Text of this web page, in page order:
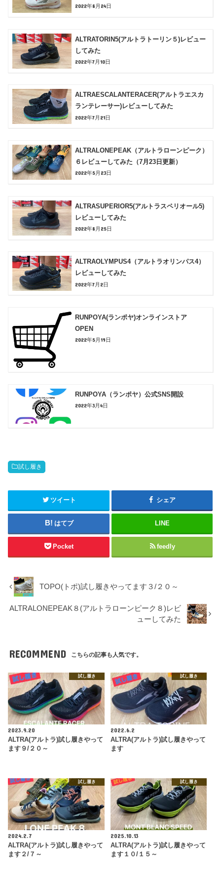
2022年8月24日
ALTRATORIN5(アルトラトーリン５)レビュー
してみた
2022年7月10日
ALTRAESCALANTERACER(アルトラエスカ
ランテレーサー)レビューしてみた
2022年7月21日
ALTRALONEPEAK（アルトラローンピーク）
６レビューしてみた（7月23日更新）
2022年5月23日
ALTRASUPERIOR5(アルトラスペリオール5)
レビューしてみた
2022年8月25日
ALTRAOLYMPUS4（アルトラオリンパス4）
レビューしてみた
2022年7月2日
RUNPOYA(ランポヤ)オンラインストア
OPEN
2022年5月19日
RUNPOYA（ランポヤ）公式SNS開設
2022年3月4日
試し履き
ツイート シェア
はてブ LINE
Pocket feedly
TOPO(トポ)試し履きやってます３/２０～
ALTRALONEPEAK８(アルトラローンピーク８)レビ
ューしてみた
RECOMMEND こちらの記事も人気です。
試し履き
2023.9.20
ALTRA(アルトラ)試し履きやって
ます９/２０～
試し履き
2022.6.2
ALTRA(アルトラ)試し履きやって
ます
試し履き
2024.2.7
ALTRA(アルトラ)試し履きやって
ます２/７～
試し履き
2025.10.13
ALTRA(アルトラ)試し履きやって
ます１０/１５～